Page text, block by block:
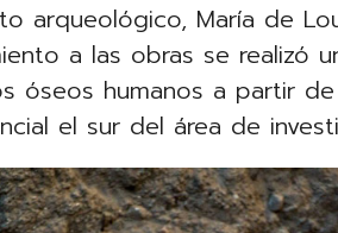
arqueológico, María de
a las obras se realizó
óseos humanos a partir
el sur del área de